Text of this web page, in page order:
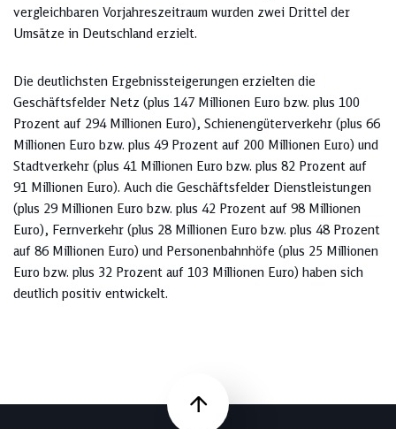
vergleichbaren Vorjahreszeitraum wurden zwei Drittel der
Umsätze in Deutschland erzielt.
Die deutlichsten Ergebnissteigerungen erzielten die
Geschäftsfelder Netz (plus 147 Millionen Euro bzw. plus 100
Prozent auf 294 Millionen Euro), Schienengüterverkehr (plus 66
Millionen Euro bzw. plus 49 Prozent auf 200 Millionen Euro) und
Stadtverkehr (plus 41 Millionen Euro bzw. plus 82 Prozent auf
91 Millionen Euro). Auch die Geschäftsfelder Dienstleistungen
(plus 29 Millionen Euro bzw. plus 42 Prozent auf 98 Millionen
Euro), Fernverkehr (plus 28 Millionen Euro bzw. plus 48 Prozent
auf 86 Millionen Euro) und Personenbahnhöfe (plus 25 Millionen
Euro bzw. plus 32 Prozent auf 103 Millionen Euro) haben sich
deutlich positiv entwickelt.
Nach oben